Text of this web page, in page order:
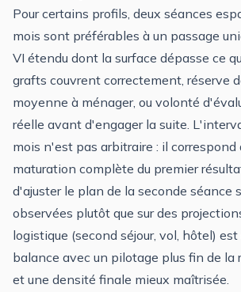
Pour certains profils, deux séances
mois sont préférables à un passage
VI étendu dont la surface dépasse ce
grafts couvrent correctement, réserve
moyenne à ménager, ou volonté
réelle avant d'engager la suite.
mois n'est pas arbitraire : il correspond
maturation complète du premier
d'ajuster le plan de la seconde séance
observées plutôt que sur des
logistique (second séjour, vol, hôtel)
balance avec un pilotage plus fin de la
et une densité finale mieux maîtrisée.